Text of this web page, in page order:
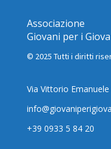
Associazione
Giovani per i
© 2025 Tutti i diritti
Via Vittorio
+39 0933 5 84 20